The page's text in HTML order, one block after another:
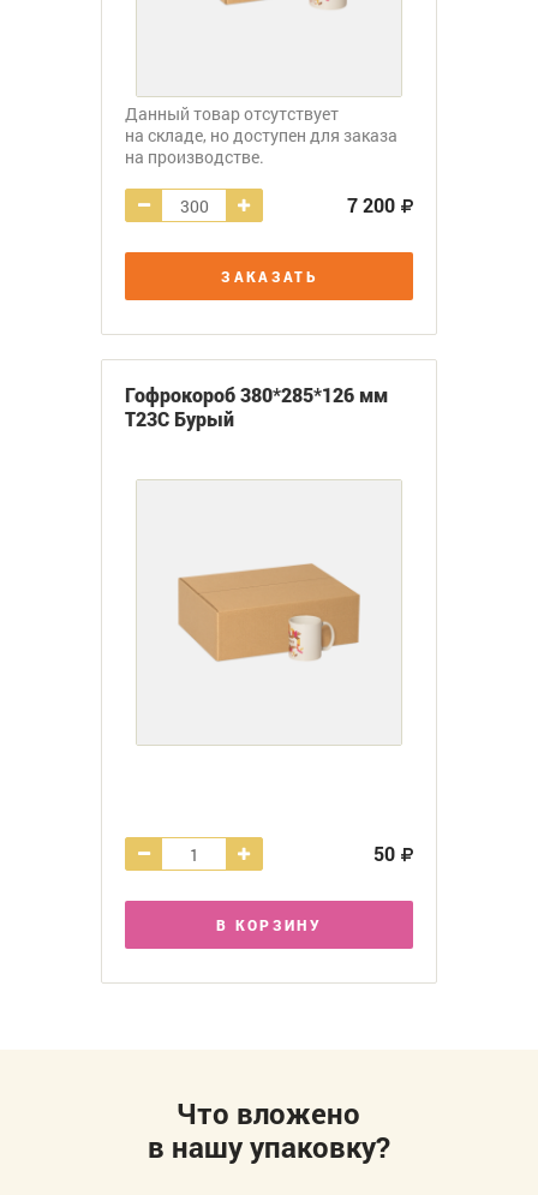
Данный товар отсутствует
на складе, но доступен для заказа
на производстве.
7 200
ЗАКАЗАТЬ
Гофрокороб 380*285*126 мм
Т23С Бурый
50
В КОРЗИНУ
Что вложено
в нашу упаковку?